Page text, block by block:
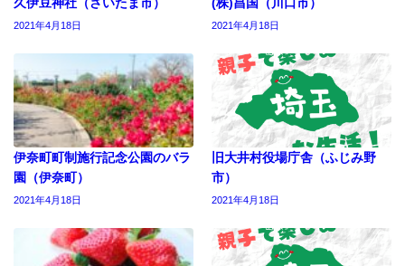
2021年4月18日 2021年4月18日
伊奈町町制施行記念公園のバラ
園（伊奈町）
2021年4月18日
旧大井村役場庁舎（ふじみ野
市）
2021年4月18日